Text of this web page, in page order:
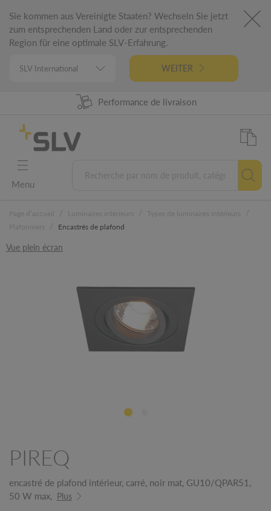
Sie kommen aus Vereinigte Staaten? Wechseln Sie jetzt
zum entsprechenden Land oder zur entsprechenden
Region für eine optimale SLV-Erfahrung.
WEITER
Disponibilité produit à 98%
Performance de livraison
Garantie 5 ans
Conception Allemande
Menu
Encastrés de plafond
Vue plein écran
PIREQ
encastré de plafond intérieur, carré, noir mat, GU10/QPAR51,
50 W max,
Plus